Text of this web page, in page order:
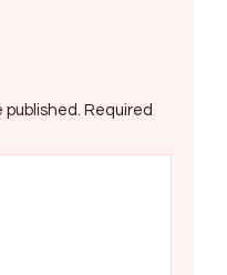
Required